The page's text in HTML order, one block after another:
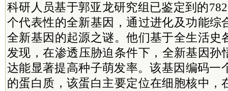
科研人员基于郭亚龙研究组已鉴定到的
个代表性的全新基因，通过进化及功能综
全新基因的起源之谜。他们基于全生活史
发现，在渗透压胁迫条件下，全新基因孙
达能显著提高种子萌发率。该基因编码一
的蛋白质，该蛋白主要定位在细胞核中，